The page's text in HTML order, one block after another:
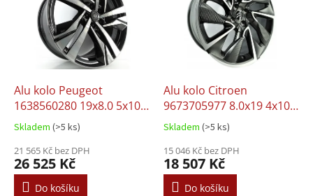
d
ů
Alu kolo Peugeot
1638560280 19x8.0 5x108
ET44
Skladem (>5 ks)
21 565 Kč bez DPH
26 525 Kč
Do košíku
Alu kolo Citroen
9673705977 8.0x19 4x108
ET29
Skladem (>5 ks)
15 046 Kč bez DPH
18 507 Kč
Do košíku